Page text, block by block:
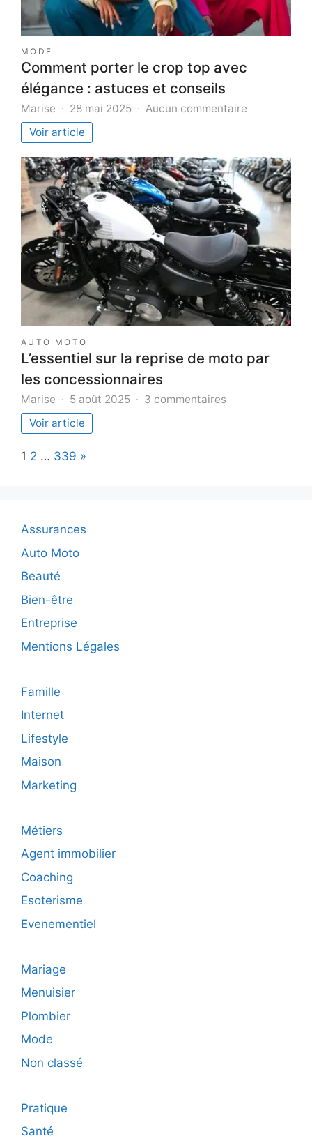
MODE
Comment porter le crop top avec
élégance : astuces et conseils
Marise 28 mai 2025 Aucun commentaire
le
crop
top
avec
élégance
:
astuces
et
conseils
Voir article
AUTO MOTO
L’essentiel sur la reprise de moto par
les concessionnaires
Marise 5 août 2025 3 commentaires
Voir article
Page:
1 2 … 339 Next
»
Assurances
Auto Moto
Beauté
Bien-être
Entreprise
Mentions Légales
Famille
Internet
Lifestyle
Maison
Marketing
Métiers
Agent immobilier
Coaching
Esoterisme
Evenementiel
Mariage
Menuisier
Plombier
Mode
Non classé
Pratique
Santé